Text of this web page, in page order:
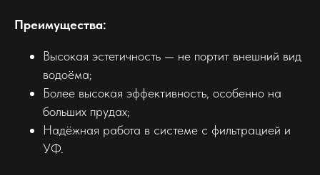
Преимущества:
Высокая эстетичность — не портит внешний вид
водоёма;
Более высокая эффективность, особенно на
больших прудах;
Надёжная работа в системе с фильтрацией и
УФ.